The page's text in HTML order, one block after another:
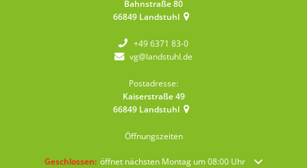
Bahnstraße 80
66849 Landstuhl
+49 6371 83-0
vg@landstuhl.de
Postadresse:
Kaiserstraße 49
66849 Landstuhl
Öffnungszeiten
Klicken, um weitere Öffnungs- oder Schließzeiten auszublenden
Geschlossen: öffnet nächsten Montag um 08:00 Uhr